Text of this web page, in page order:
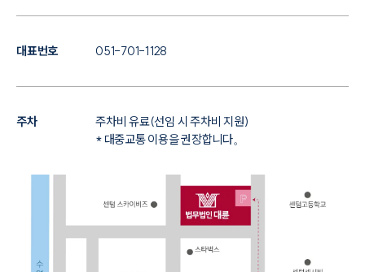
대표번호 051-701-1128
주차
주차비 유료(선임 시 주차비 지원)
* 대중교통 이용을 권장합니다。